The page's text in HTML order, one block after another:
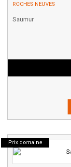
ROCHES NEUVES
Saumur
Prix domaine